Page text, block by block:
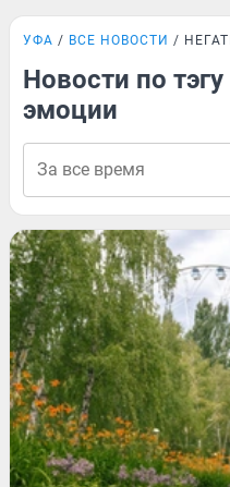
УФА ВСЕ НОВОСТИ
Новости по
эмоции